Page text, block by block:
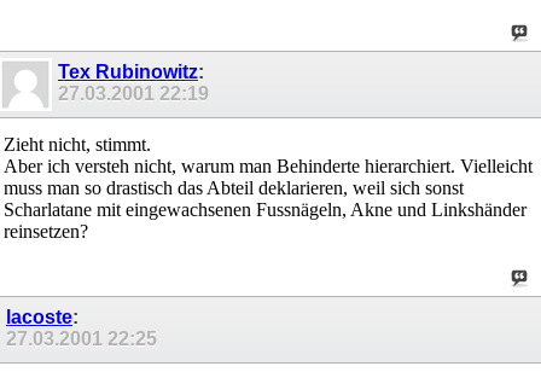
Tex Rubinowitz:
27.03.2001 22:19
Zieht nicht, stimmt.
Aber ich versteh nicht, warum man Behinderte hierarchiert. Vielleicht
muss man so drastisch das Abteil deklarieren, weil sich sonst
Scharlatane mit eingewachsenen Fussnägeln, Akne und Linkshänder
reinsetzen?
lacoste:
27.03.2001 22:25